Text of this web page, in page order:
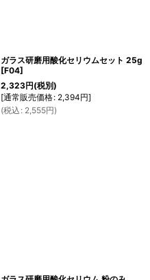
ガラス研磨用酸化セリウムセット 25g
[F04]
2,323円(税別)
[通常販売価格: 2,394円]
(税込 : 2,555円)